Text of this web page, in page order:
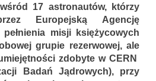
17 astronautów, którzy
Europejską Agencję
misji księżycowych
grupie rezerwowej, ale
zdobyte w CERN
Badań Jądrowych), przy